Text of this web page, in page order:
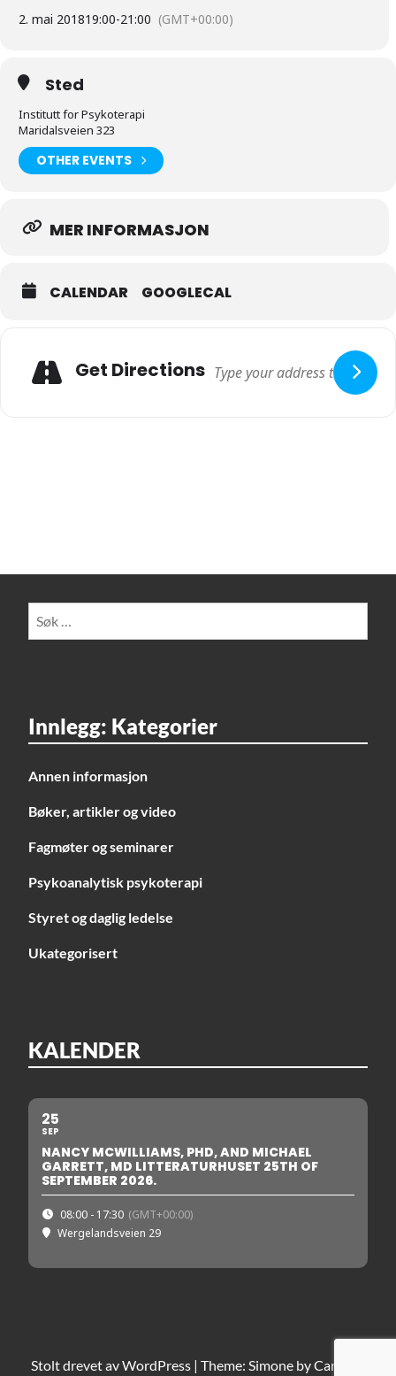
2. mai 201819:00-21:00 (GMT+00:00)
Sted
Institutt for Psykoterapi
Maridalsveien 323
OTHER EVENTS
MER INFORMASJON
CALENDAR GOOGLECAL
Get Directions
etter:
Innlegg: Kategorier
Annen informasjon
Bøker, artikler og video
Fagmøter og seminarer
Psykoanalytisk psykoterapi
Styret og daglig ledelse
Ukategorisert
KALENDER
25
SEP
NANCY MCWILLIAMS, PHD, AND MICHAEL
GARRETT, MD LITTERATURHUSET 25TH OF
SEPTEMBER 2026.
08:00 - 17:30 (GMT+00:00)
Wergelandsveien 29
Stolt drevet avWordPress | Theme: Simone byCarolina